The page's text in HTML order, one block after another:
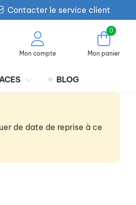
Contacter le service client
Mon compte
0
Mon panier
BLOG
de date de reprise à ce